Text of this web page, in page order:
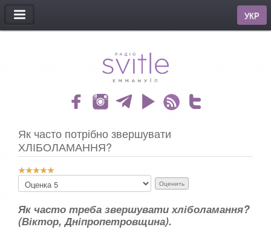
МЕНЮ
УКР
Як часто потрібно звершувати
ХЛІБОЛАМАННЯ?
Р
й
т
и
н
о
а
л
Як часто треба звершувати хліболамання?
(Віктор, Дніпропетровщина).